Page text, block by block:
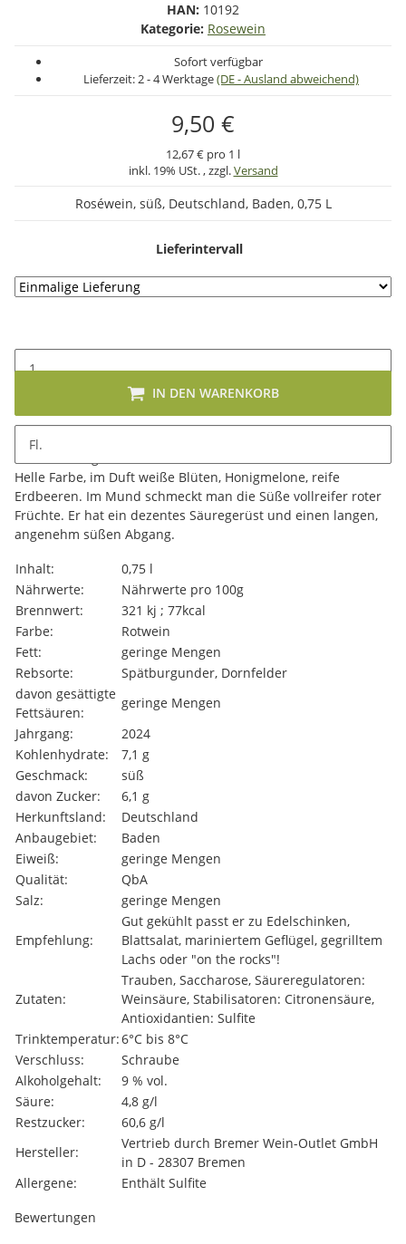
HAN: 10192
Kategorie: Rosewein
Sofort verfügbar
Lieferzeit:2 - 4 Werktage(DE - Ausland abweichend)
9,50 €
12,67 € pro 1 l
inkl. 19% USt. , zzgl.Versand
Roséwein, süß, Deutschland, Baden, 0,75 L
Lieferintervall
Fl.
IN DEN WARENKORB
Beschreibung
Helle Farbe, im Duft weiße Blüten, Honigmelone, reife
Erdbeeren. Im Mund schmeckt man die Süße vollreifer roter
Früchte. Er hat ein dezentes Säuregerüst und einen langen,
angenehm süßen Abgang.
Produkteigenschaft
Wert
Inhalt:
0,75 l
Nährwerte:
Nährwerte pro 100g
Brennwert:
321 kj ; 77kcal
Farbe:
Rotwein
Fett:
geringe Mengen
Rebsorte:
Spätburgunder, Dornfelder
davon gesättigte
Fettsäuren:
geringe Mengen
Jahrgang:
2024
Kohlenhydrate:
7,1 g
Geschmack:
süß
davon Zucker:
6,1 g
Herkunftsland:
Deutschland
Anbaugebiet:
Baden
Eiweiß:
geringe Mengen
Qualität:
QbA
Salz:
geringe Mengen
Empfehlung:
Gut gekühlt passt er zu Edelschinken,
Blattsalat, mariniertem Geflügel, gegrilltem
Lachs oder "on the rocks"!
Zutaten:
Trauben, Saccharose, Säureregulatoren:
Weinsäure, Stabilisatoren: Citronensäure,
Antioxidantien: Sulfite
Trinktemperatur:6°C bis 8°C
Verschluss:
Schraube
Alkoholgehalt:
9 % vol.
Säure:
4,8 g/l
Restzucker:
60,6 g/l
Hersteller:
Vertrieb durch Bremer Wein-Outlet GmbH
in D - 28307 Bremen
Allergene:
Enthält Sulfite
Bewertungen